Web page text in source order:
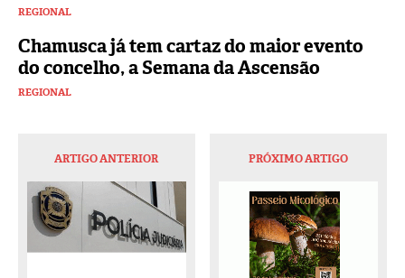
REGIONAL
Chamusca já tem cartaz do maior evento
do concelho, a Semana da Ascensão
REGIONAL
ARTIGO ANTERIOR PRÓXIMO ARTIGO